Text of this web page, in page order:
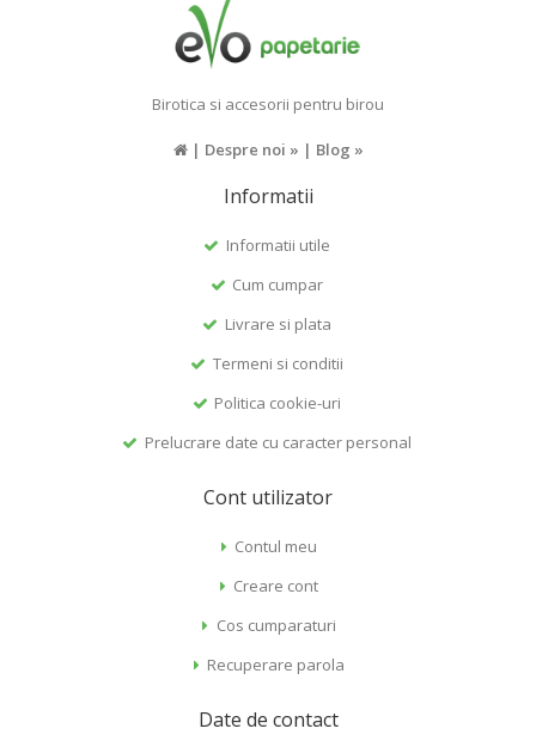
Birotica si accesorii pentru birou
| Despre noi » | Blog »
Informatii
Informatii utile
Cum cumpar
Livrare si plata
Termeni si conditii
Politica cookie-uri
Prelucrare date cu caracter personal
Cont utilizator
Contul meu
Creare cont
Cos cumparaturi
Recuperare parola
Date de contact